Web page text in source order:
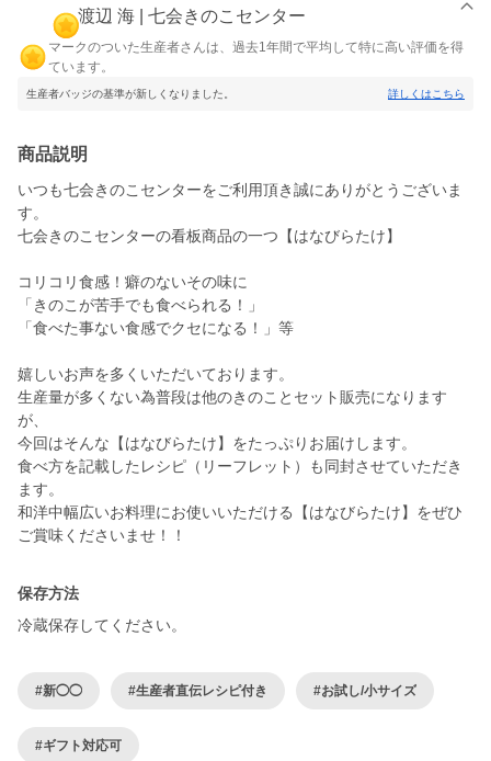
渡辺 海 | 七会きのこセンター
マークのついた生産者さんは、過去1年間で平均して特に高い評価を得
ています。
生産者バッジの基準が新しくなりました。 詳しくはこちら
商品説明
いつも七会きのこセンターをご利用頂き誠にありがとうございま
す。
七会きのこセンターの看板商品の一つ【はなびらたけ】
コリコリ食感！癖のないその味に
「きのこが苦手でも食べられる！」
「食べた事ない食感でクセになる！」等
嬉しいお声を多くいただいております。
生産量が多くない為普段は他のきのことセット販売になります
が、
今回はそんな【はなびらたけ】をたっぷりお届けします。
食べ方を記載したレシピ（リーフレット）も同封させていただき
ます。
和洋中幅広いお料理にお使いいただける【はなびらたけ】をぜひ
ご賞味くださいませ！！
保存方法
冷蔵保存してください。
#新◯◯ #生産者直伝レシピ付き #お試し/小サイズ
#ギフト対応可